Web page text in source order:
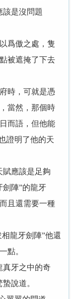
是沒問題
爲傲之處，隻
被遮掩了下去
時，可就是憑
當然，那個時
而語，但他能
證明了他的天
應該是足夠
劍陣”的龍牙
且還需要一種
龍牙劍陣”他還
點。
牙之中的奇
說道。